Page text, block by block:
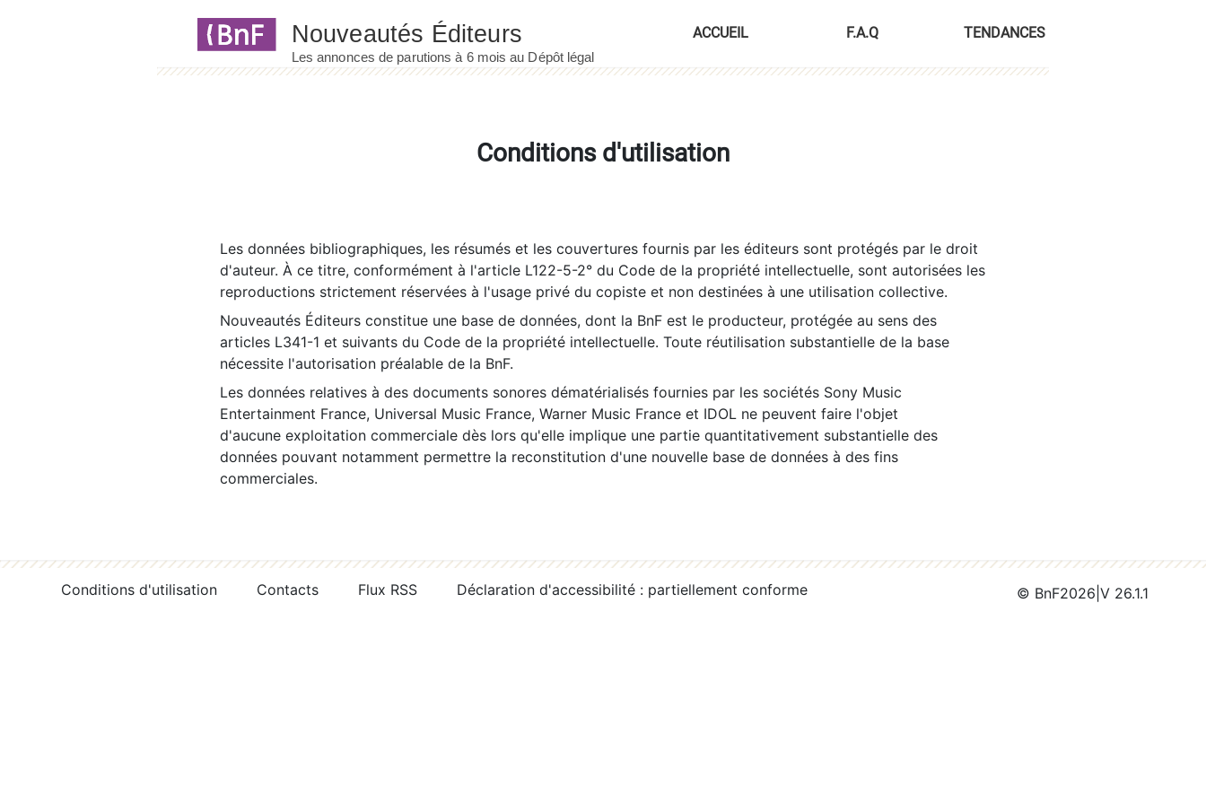
ACCUEIL F.A.Q TENDANCES
Conditions d'utilisation
Les données bibliographiques, les résumés et les couvertures fournis par les éditeurs sont protégés par le droit
d'auteur. À ce titre, conformément à l'article L122-5-2° du Code de la propriété intellectuelle, sont autorisées les
reproductions strictement réservées à l'usage privé du copiste et non destinées à une utilisation collective.
Nouveautés Éditeurs constitue une base de données, dont la BnF est le producteur, protégée au sens des
articles L341-1 et suivants du Code de la propriété intellectuelle. Toute réutilisation substantielle de la base
nécessite l'autorisation préalable de la BnF.
Les données relatives à des documents sonores dématérialisés fournies par les sociétés Sony Music
Entertainment France, Universal Music France, Warner Music France et IDOL ne peuvent faire l'objet
d'aucune exploitation commerciale dès lors qu'elle implique une partie quantitativement substantielle des
données pouvant notamment permettre la reconstitution d'une nouvelle base de données à des fins
commerciales.
Conditions d'utilisation Contacts Flux RSS Déclaration d'accessibilité : partiellement conforme © BnF2026 V 26.1.1